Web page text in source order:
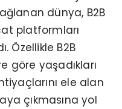
dünya, B2B
platformları
Özellikle B2B
göre yaşadıkları
ele alan
çıkmasına yol